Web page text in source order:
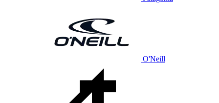
O'Neill